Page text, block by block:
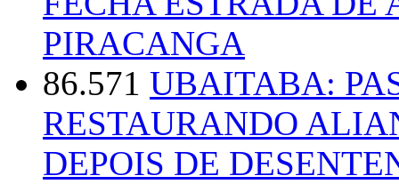
PIRACANGA
86.571 UBAITABA:
RESTAURANDO
DEPOIS DE